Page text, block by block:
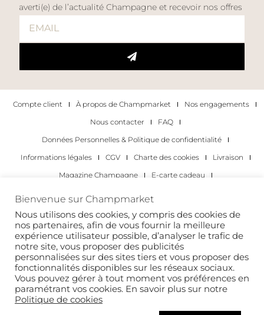
averti(e) de l’actualité Champagne et recevoir nos offres
Compte client À propos de Champmarket
Nos engagements
Nous contacter
FAQ
Données Personnelles & Politique de confidentialité
Informations légales
CGV Charte des cookies
Livraison
Magazine Champagne
E-carte cadeau
Les occasions pour déguster du champagne
Pour les particuliers
Pour les entreprises
Copyright 2022 © tous droits réservés. Champmarket.
Bienvenue sur Champmarket
Nous utilisons des cookies, y compris des cookies de
nos partenaires, afin de vous fournir la meilleure
expérience utilisateur possible, d’analyser le trafic de
notre site, vous proposer des publicités
personnalisées sur des sites tiers et vous proposer des
fonctionnalités disponibles sur les réseaux sociaux.
Vous pouvez gérer à tout moment vos préférences en
paramétrant vos cookies. En savoir plus sur notre
Politique de cookies